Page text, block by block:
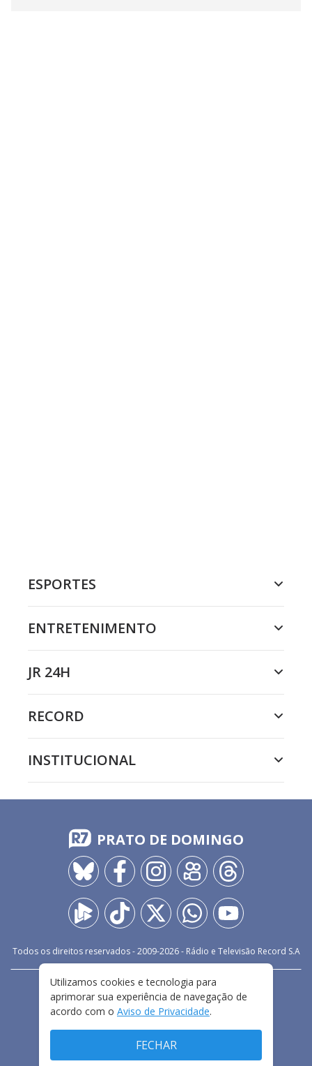
ESPORTES
ENTRETENIMENTO
JR 24H
RECORD
INSTITUCIONAL
PRATO DE DOMINGO
Todos os direitos reservados - 2009-2026- Rádio e Televisão Record S.A
FALE CONOSCO
PRIVACIDADE
TERMOS E CONDIÇÕES DE USO
Utilizamos cookies e tecnologia para
aprimorar sua experiência de navegação de
acordo com o Aviso de Privacidade.
FECHAR